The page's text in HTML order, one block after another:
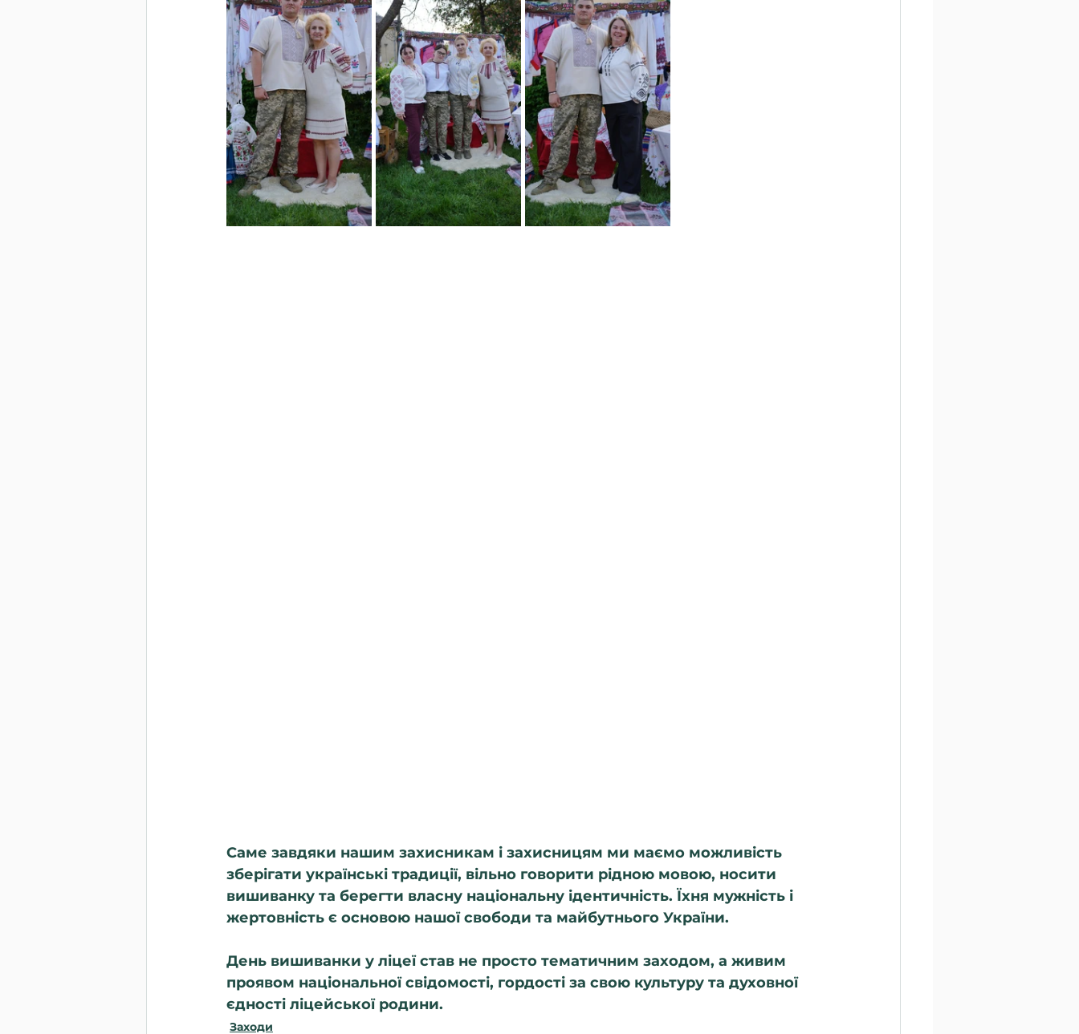
Саме завдяки нашим захисникам і захисницям ми маємо можливість
зберігати українські традиції, вільно говорити рідною мовою, носити
вишиванку та берегти власну національну ідентичність. Їхня мужність і
жертовність є основою нашої свободи та майбутнього України.
День вишиванки у ліцеї став не просто тематичним заходом, а живим
проявом національної свідомості, гордості за свою культуру та духовної
єдності ліцейської родини.
Заходи